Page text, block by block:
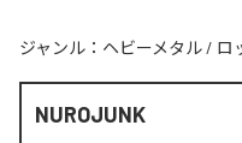
ジャンル： ヘビーメタル / ロ
NUROJUNK